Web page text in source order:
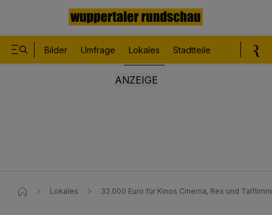
Bilder Umfrage Lokales Stadtteile
Lokales 32.000 Euro für Kinos Cinema, Rex und